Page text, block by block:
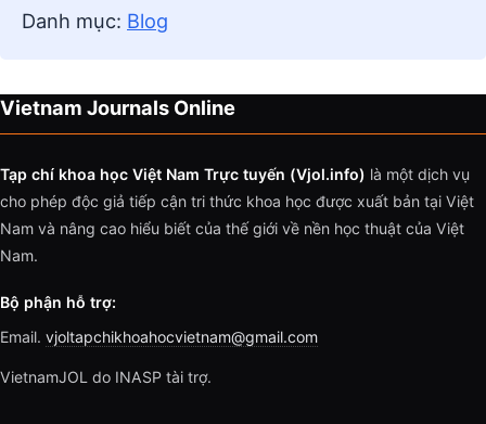
Danh mục: Blog
Vietnam Journals Online
Tạp chí khoa học Việt Nam Trực tuyến (Vjol.info) là một dịch vụ
cho phép độc giả tiếp cận tri thức khoa học được xuất bản tại Việt
Nam và nâng cao hiểu biết của thế giới về nền học thuật của Việt
Nam.
Bộ phận hỗ trợ:
Email. vjoltapchikhoahocvietnam@gmail.com
VietnamJOL do INASP tài trợ.